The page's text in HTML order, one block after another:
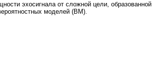
эхосигнала от сложной цели, образованной
моделей (ВМ).